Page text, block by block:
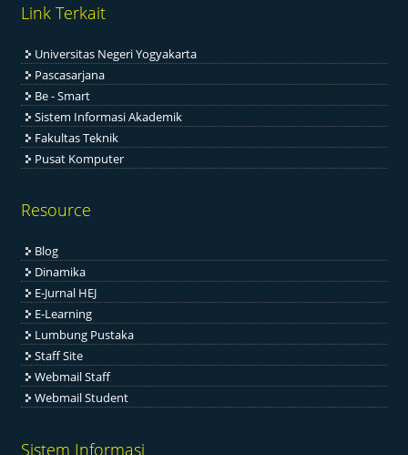
Link Terkait
Universitas Negeri Yogyakarta
Pascasarjana
Be - Smart
Sistem Informasi Akademik
Fakultas Teknik
Pusat Komputer
Resource
Blog
Dinamika
E-Jurnal HEJ
E-Learning
Lumbung Pustaka
Staff Site
Webmail Staff
Webmail Student
Sistem Informasi